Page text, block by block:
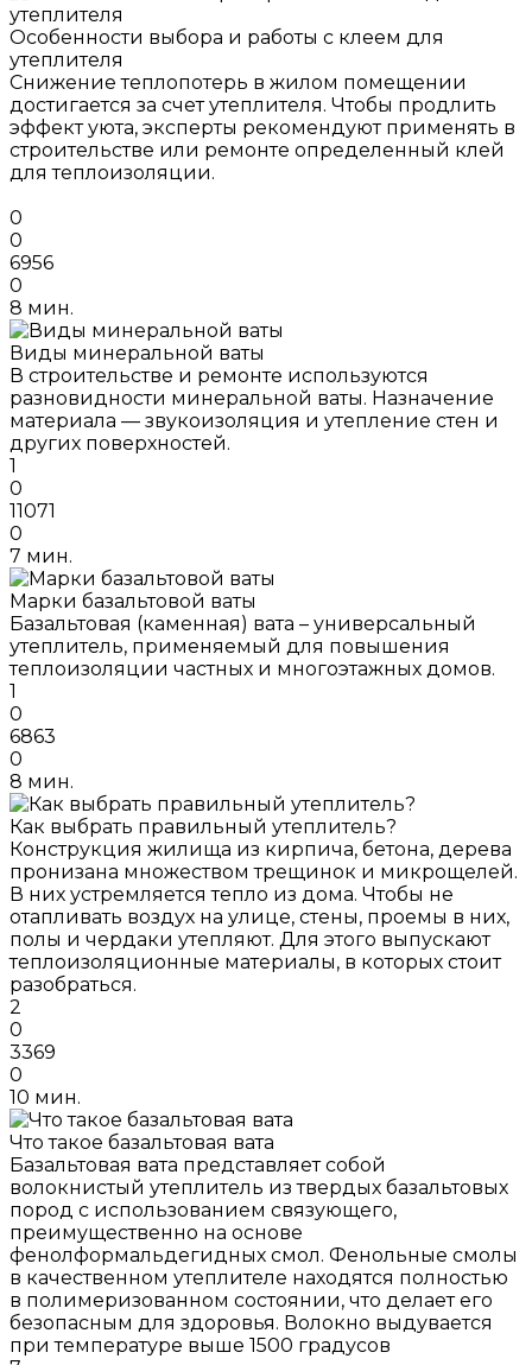
Особенности выбора и работы с клеем для
утеплителя
Снижение теплопотерь в жилом помещении
достигается за счет утеплителя. Чтобы продлить
эффект уюта, эксперты рекомендуют применять в
строительстве или ремонте определенный клей
для теплоизоляции.
0
0
6956
0
8 мин.
Виды минеральной ваты
В строительстве и ремонте используются
разновидности минеральной ваты. Назначение
материала — звукоизоляция и утепление стен и
других поверхностей.
1
0
11071
0
7 мин.
Марки базальтовой ваты
Базальтовая (каменная) вата – универсальный
утеплитель, применяемый для повышения
теплоизоляции частных и многоэтажных домов.
1
0
6863
0
8 мин.
Как выбрать правильный утеплитель?
Конструкция жилища из кирпича, бетона, дерева
пронизана множеством трещинок и микрощелей.
В них устремляется тепло из дома. Чтобы не
отапливать воздух на улице, стены, проемы в них,
полы и чердаки утепляют. Для этого выпускают
теплоизоляционные материалы, в которых стоит
разобраться.
2
0
3369
0
10 мин.
Что такое базальтовая вата
Базальтовая вата представляет собой
волокнистый утеплитель из твердых базальтовых
пород с использованием связующего,
преимущественно на основе
фенолформальдегидных смол. Фенольные смолы
в качественном утеплителе находятся полностью
в полимеризованном состоянии, что делает его
безопасным для здоровья. Волокно выдувается
при температуре выше 1500 градусов